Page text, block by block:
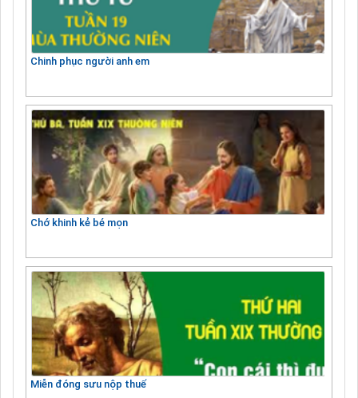
Chinh phục người anh em
Chớ khinh kẻ bé mọn
Miễn đóng sưu nộp thuế